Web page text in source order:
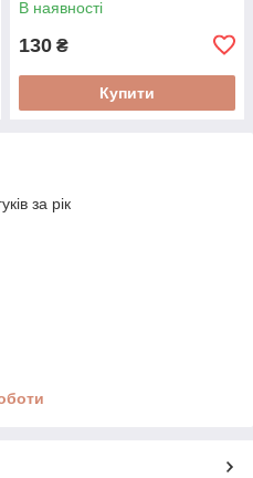
В наявності
130 ₴
Купити
за рік